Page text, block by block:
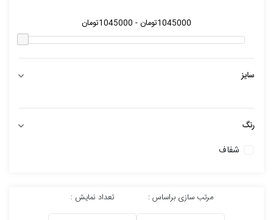
سایز
رنگ
شفاف
مرتب سازی براساس : تعداد نمایش :